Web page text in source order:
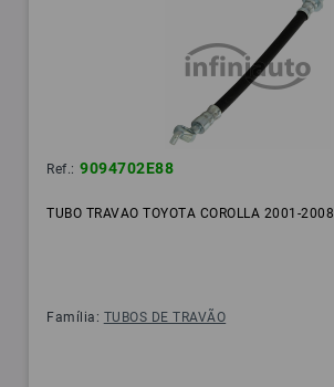
Ref.: 9094702E88
TUBO TRAVAO TOYOTA COROLLA 2001-2008
Família: TUBOS DE TRAVÃO